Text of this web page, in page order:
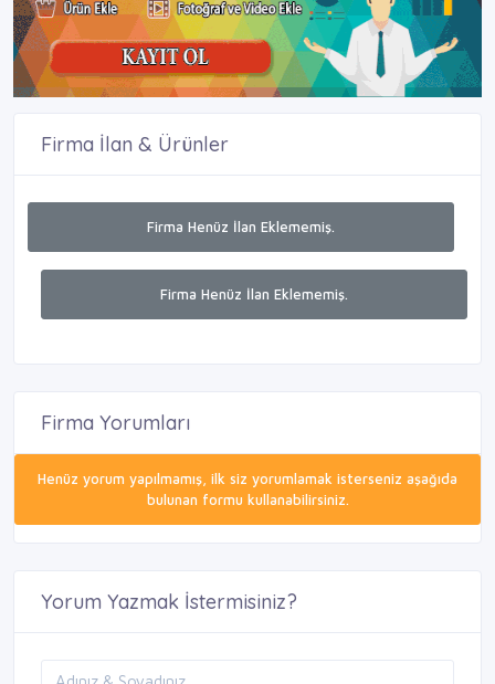
Firma İlan & Ürünler
Firma Henüz İlan Eklememiş.
Firma Henüz İlan Eklememiş.
Firma Yorumları
Henüz yorum yapılmamış, ilk siz yorumlamak isterseniz aşağıda
bulunan formu kullanabilirsiniz.
Yorum Yazmak İstermisiniz?